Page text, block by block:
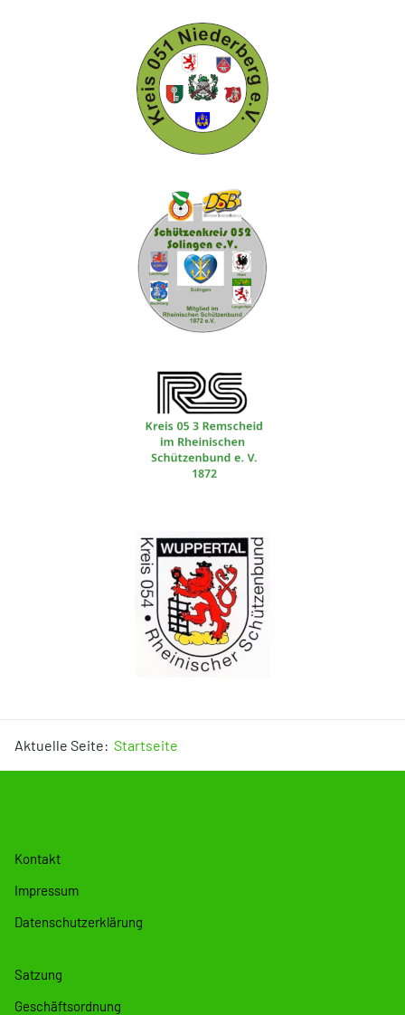
Aktuelle Seite: Startseite
Kontakt
Impressum
Datenschutzerklärung
Satzung
Geschäftsordnung